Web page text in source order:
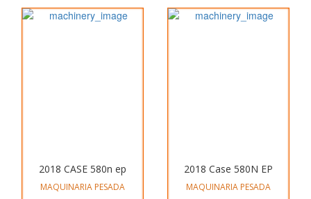
2018 CASE 580n ep
MAQUINARIA PESADA
2018 Case 580N EP
MAQUINARIA PESADA